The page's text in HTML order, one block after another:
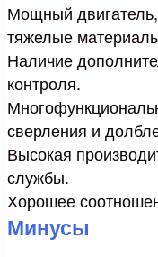
Мощный
тяжелые
Наличие
контроля.
сверления и
Высокая
службы.
Хорошее
Минусы